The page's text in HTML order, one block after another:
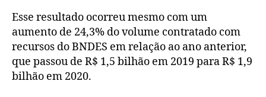
Esse resultado ocorreu mesmo com um
aumento de 24,3% do volume contratado com
recursos do BNDES em relação ao ano anterior,
que passou de R$ 1,5 bilhão em 2019 para R$ 1,9
bilhão em 2020.